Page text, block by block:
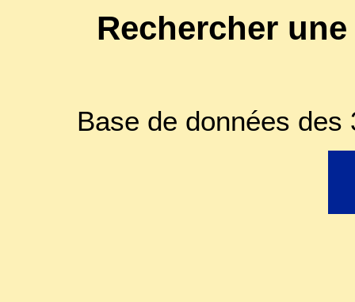
Rechercher
Base de données